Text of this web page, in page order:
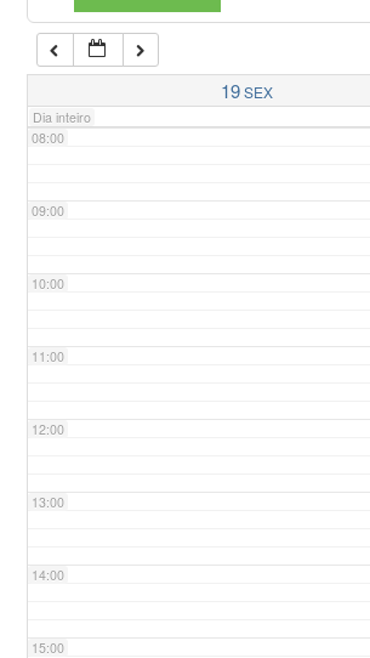
19SEX
Dia inteiro
07:00
08:00
09:00
10:00
11:00
12:00
13:00
14:00
15:00